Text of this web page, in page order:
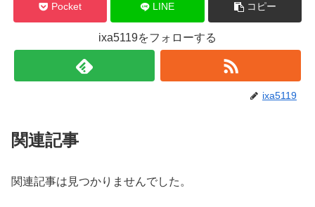
Pocket LINE コピー
ixa5119をフォローする
ixa5119
関連記事
関連記事は見つかりませんでした。